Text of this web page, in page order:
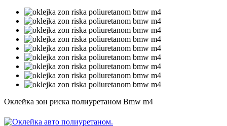
Оклейка зон риска полиуретаном Bmw m4